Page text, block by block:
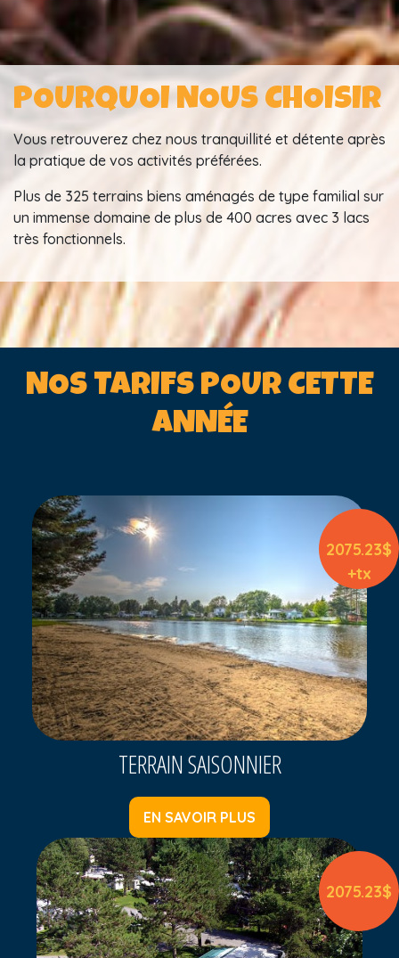
POURQUOI NOUS CHOISIR
Vous retrouverez chez nous tranquillité et détente après
la pratique de vos activités préférées.
Plus de 325 terrains biens aménagés de type familial sur
un immense domaine de plus de 400 acres avec 3 lacs
très fonctionnels.
NOS TARIFS POUR CETTE
ANNÉE
TERRAIN SAISONNIER
EN SAVOIR PLUS
2075.23$
+tx
2075.23$